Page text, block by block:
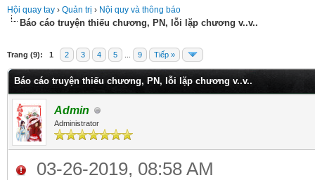
Hội quay tay › Quản trị › Nội quy và thông báo
Báo cáo truyện thiếu chương, PN, lỗi lặp chương v..v..
Trang (9): 1 2 3 4 5 9 Tiếp »
Báo cáo truyện thiếu chương, PN, lỗi lặp chương v..v..
Admin
Administrator
03-26-2019, 08:58 AM